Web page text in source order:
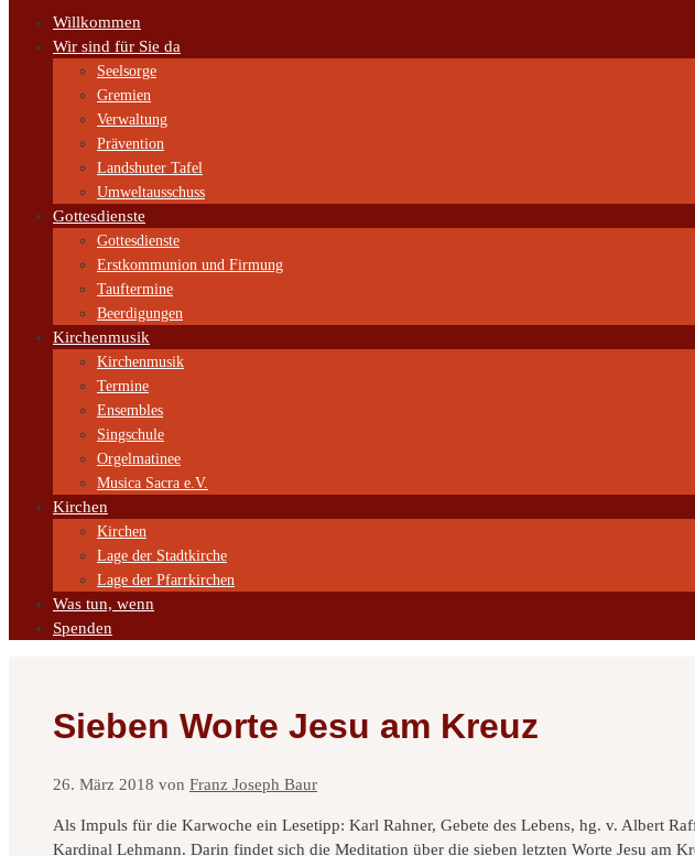
Willkommen
Wir sind für Sie da
Seelsorge
Gremien
Verwaltung
Prävention
Landshuter Tafel
Umweltausschuss
Gottesdienste
Gottesdienste
Erstkommunion und Firmung
Tauftermine
Beerdigungen
Kirchenmusik
Kirchenmusik
Termine
Ensembles
Singschule
Orgelmatinee
Musica Sacra e.V.
Kirchen
Kirchen
Lage der Stadtkirche
Lage der Pfarrkirchen
Was tun, wenn
Spenden
Sieben Worte Jesu am Kreuz
26. März 2018 von Franz Joseph Baur
Als Impuls für die Karwoche ein Lesetipp: Karl Rahner, Gebete des Lebens, hg. v. Albert
Kardinal Lehmann. Darin findet sich die Meditation über die sieben letzten Worte Jesu am